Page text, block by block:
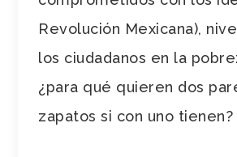
Revolución Mexicana),
los ciudadanos en la
¿para qué quieren dos
zapatos si con uno tienen?